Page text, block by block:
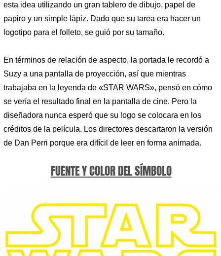
esta idea utilizando un gran tablero de dibujo, papel de
papiro y un simple lápiz. Dado que su tarea era hacer un
logotipo para el folleto, se guió por su tamaño.
En términos de relación de aspecto, la portada le recordó a
Suzy a una pantalla de proyección, así que mientras
trabajaba en la leyenda de «STAR WARS», pensó en cómo
se vería el resultado final en la pantalla de cine. Pero la
diseñadora nunca esperó que su logo se colocara en los
créditos de la película. Los directores descartaron la versión
de Dan Perri porque era difícil de leer en forma animada.
FUENTE Y COLOR DEL SÍMBOLO